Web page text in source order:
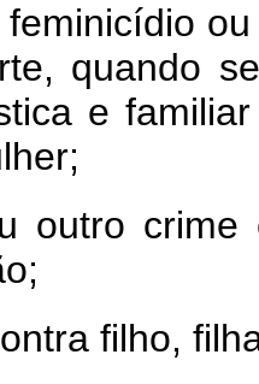
quando
e
outro
filho,